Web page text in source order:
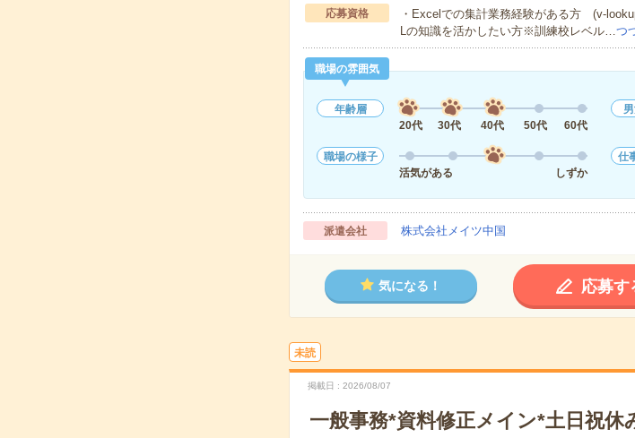
応募資格
・Excelでの集計業務経験がある方 (v-
Lの知識を活かしたい方※訓練校レベル…つ
職場の雰囲気
年齢層
20代
30代 40代 50代 60代
職場の様子
活気がある
しずか
仕
派遣会社 株式会社メイツ中国
気になる！ 応募す
未読
掲載日 2026/08/07
一般事務*資料修正メイン*土日祝休